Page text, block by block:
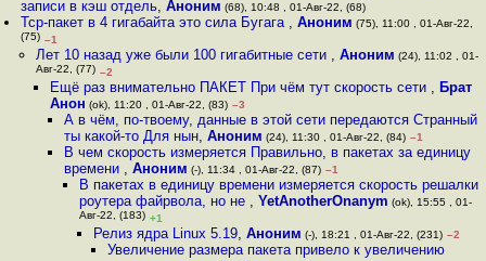
записи в кэш отдель,Аноним (68), 10:48 , 01-Авг-22, (68)
Tcp-пакет в 4 гигабайта это сила Бугага ,Аноним (75), 11:00 , 01-Авг-22,
(75) –1
Лет 10 назад уже были 100 гигабитные сети , Аноним (24), 11:02 , 01-
Авг-22, (77) –2
Ещё раз внимательно ПАКЕТ При чём тут скорость сети , Брат
Анон (ok), 11:20 , 01-Авг-22, (83) –3
А в чём, по-твоему, данные в этой сети передаются Странный
ты какой-то Для нын,Аноним (24), 11:30 , 01-Авг-22, (84) –1
В чем скорость измеряется Правильно, в пакетах за единицу
времени ,Аноним (-), 11:34 , 01-Авг-22, (87) –1
В пакетах в единицу времени измеряется скорость решалки
роутера файрвола, но не , YetAnotherOnanym (ok), 15:55 , 01-
Авг-22, (183) +1
Релиз ядра Linux 5.19, Аноним (-), 18:21 , 01-Авг-22, (231) –2
Увеличение размера пакета привело к увеличению